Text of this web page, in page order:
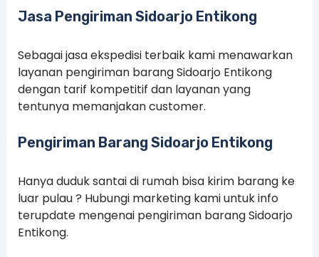
Jasa Pengiriman Sidoarjo Entikong
Sebagai jasa ekspedisi terbaik kami menawarkan
layanan pengiriman barang Sidoarjo Entikong
dengan tarif kompetitif dan layanan yang
tentunya memanjakan customer.
Pengiriman Barang Sidoarjo Entikong
Hanya duduk santai di rumah bisa kirim barang ke
luar pulau ? Hubungi marketing kami untuk info
terupdate mengenai pengiriman barang Sidoarjo
Entikong.